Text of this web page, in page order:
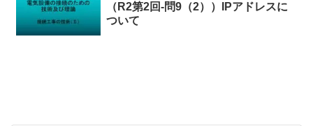
（R2第2回-問9（2））IPアドレスに
ついて